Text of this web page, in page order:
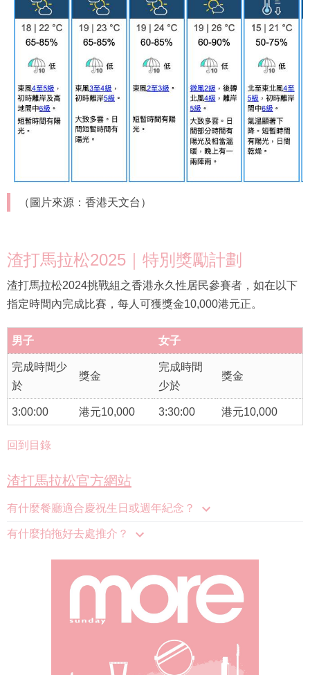
（圖片來源：香港天文台）
渣打馬拉松2025｜特別獎勵計劃
渣打馬拉松2024挑戰組之香港永久性居民參賽者，如在以下
指定時間內完成比賽，每人可獲獎金10,000港元正。
男子 女子
完成時間少
於
獎金
完成時間
少於
獎金
3:00:00 港元10,000 3:30:00 港元10,000
回到目錄
渣打馬拉松官方網站
有什麼餐廳適合慶祝生日或週年紀念？
有什麼拍拖好去處推介？